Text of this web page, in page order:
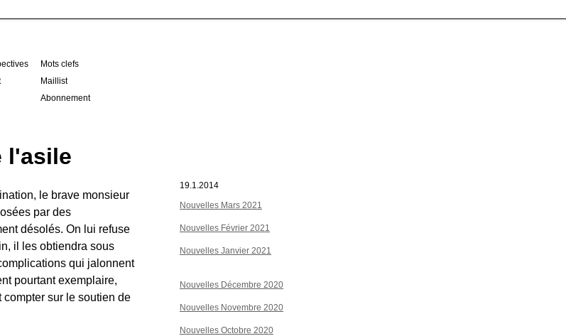
Mots clefs
Maillist
Abonnement
l'asile
19.1.2014
Nouvelles Mars 2021
Nouvelles Février 2021
Nouvelles Janvier 2021
Nouvelles Décembre 2020
Nouvelles Novembre 2020
Nouvelles Octobre 2020
le brave monsieur
par des
désolés. On lui refuse
il les obtiendra sous
qui jalonnent
pourtant exemplaire,
compter sur le soutien de